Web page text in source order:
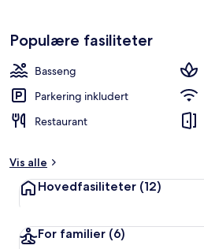
Populære fasiliteter
Basseng
Parkering inkludert
Restaurant
Vis alle
Hovedfasiliteter (12)
For familier (6)